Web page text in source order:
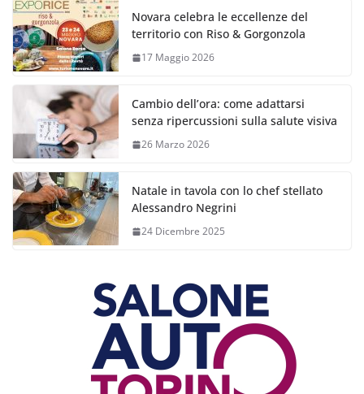
Novara celebra le eccellenze del
territorio con Riso & Gorgonzola
17 Maggio 2026
Cambio dell’ora: come adattarsi
senza ripercussioni sulla salute visiva
26 Marzo 2026
Natale in tavola con lo chef stellato
Alessandro Negrini
24 Dicembre 2025